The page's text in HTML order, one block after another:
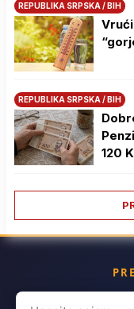
REPUBLIKA SRPSKA / BIH
REPUBLIKA SRPSKA / BIH
120
Search